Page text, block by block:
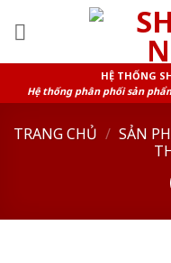
HỆ THỐNG
Hệ thống phân phối sản
TRANG CHỦ / SẢN